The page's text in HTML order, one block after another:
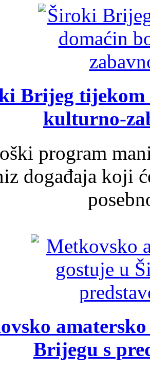
Brijeg tijekom
kulturno-
program
događaja koji
Brijegu s